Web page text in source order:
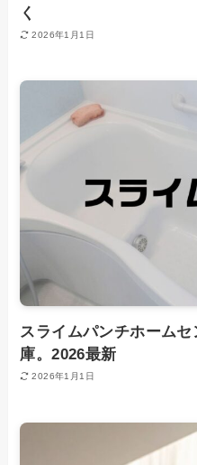
く
2026年1月1日
スライムパンチホーム
庫。2026最新
2026年1月1日